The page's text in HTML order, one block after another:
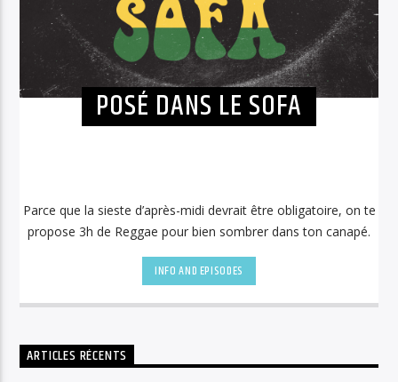
POSÉ DANS LE SOFA
Parce que la sieste d’après-midi devrait être obligatoire, on te
propose 3h de Reggae pour bien sombrer dans ton canapé.
INFO AND EPISODES
ARTICLES RÉCENTS